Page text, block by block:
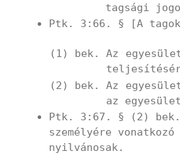
tagsági
Ptk. 3:66. § [A
(1) bek.
Az
(2) bek.
Az
az
Ptk. 3:67. § (2)
személyére vonatkozó
nyilvánosak.